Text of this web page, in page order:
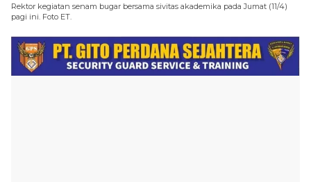
Rektor kegiatan senam bugar bersama sivitas akademika pada Jumat (11/4)
pagi ini. Foto ET.